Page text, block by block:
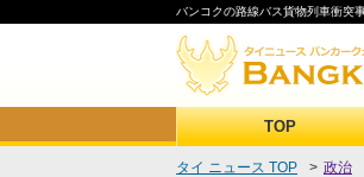
バンコクの路線バス貨物列車衝突
TOP
タイ ニュース TOP > 政治